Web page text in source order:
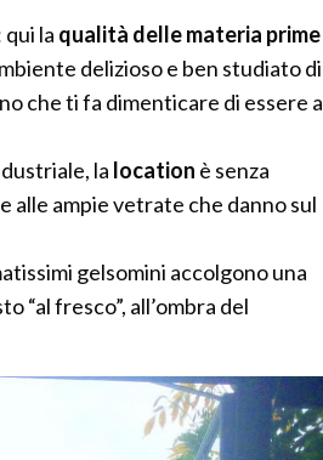
la qualità delle materia prime
delizioso e ben studiato di
che ti fa dimenticare di essere a
la location è senza
alle ampie vetrate che danno sul
gelsomini accolgono una
“al fresco”, all’ombra del